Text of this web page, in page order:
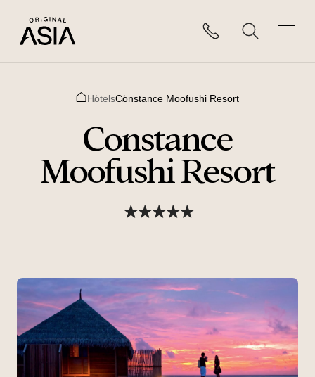
HotelsConstance Moofushi Resort
Constance
Moofushi Resort